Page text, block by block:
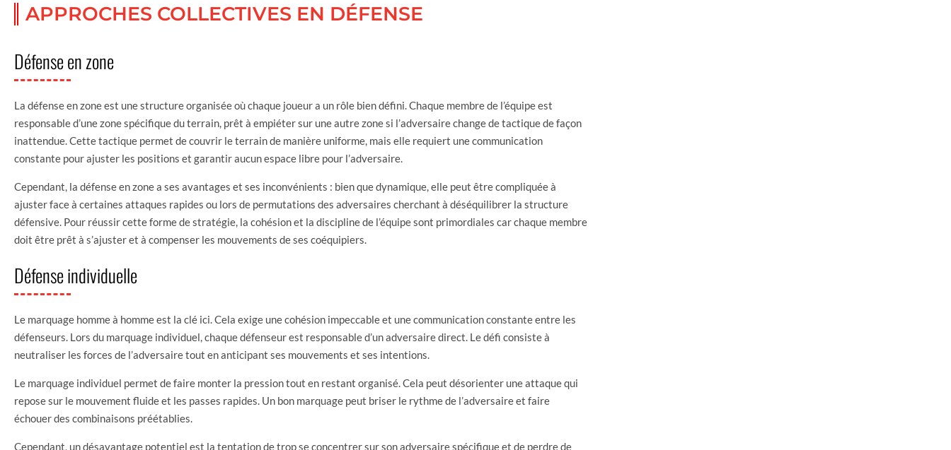
APPROCHES COLLECTIVES EN DÉFENSE
Défense en zone
La défense en zone est une structure organisée où chaque joueur a un rôle bien défini. Chaque membre de l’équipe est
responsable d’une zone spécifique du terrain, prêt à empiéter sur une autre zone si l’adversaire change de tactique de façon
inattendue. Cette tactique permet de couvrir le terrain de manière uniforme, mais elle requiert une communication
constante pour ajuster les positions et garantir aucun espace libre pour l’adversaire.
Cependant, la défense en zone a ses avantages et ses inconvénients : bien que dynamique, elle peut être compliquée à
ajuster face à certaines attaques rapides ou lors de permutations des adversaires cherchant à déséquilibrer la structure
défensive. Pour réussir cette forme de stratégie, la cohésion et la discipline de l’équipe sont primordiales car chaque membre
doit être prêt à s’ajuster et à compenser les mouvements de ses coéquipiers.
Défense individuelle
Le marquage homme à homme est la clé ici. Cela exige une cohésion impeccable et une communication constante entre les
défenseurs. Lors du marquage individuel, chaque défenseur est responsable d’un adversaire direct. Le défi consiste à
neutraliser les forces de l’adversaire tout en anticipant ses mouvements et ses intentions.
Le marquage individuel permet de faire monter la pression tout en restant organisé. Cela peut désorienter une attaque qui
repose sur le mouvement fluide et les passes rapides. Un bon marquage peut briser le rythme de l’adversaire et faire
échouer des combinaisons préétablies.
Cependant, un désavantage potentiel est la tentation de trop se concentrer sur son adversaire spécifique et de perdre de